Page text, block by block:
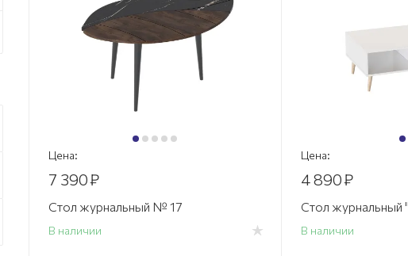
Цена:
7 390₽
Стол журнальный № 17
В наличии
Цена:
4 890₽
Стол журнальный
В наличии